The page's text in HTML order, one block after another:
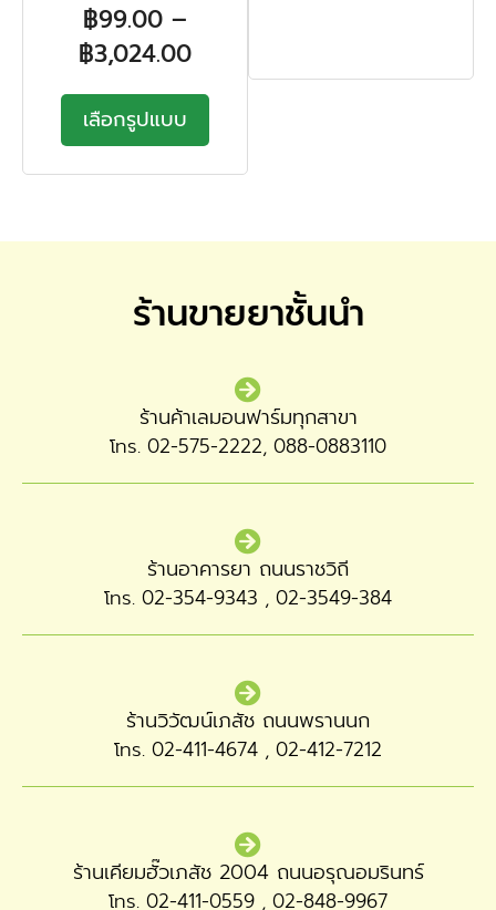
฿99.00 –
฿3,024.00
เลือกรูปแบบ
ร้านขายยาชั้นนำ
ร้านค้าเลมอนฟาร์มทุกสาขา
โทร. 02-575-2222, 088-0883110
ร้านอาคารยา ถนนราชวิถี
โทร. 02-354-9343 , 02-3549-384
ร้านวิวัฒน์เภสัช ถนนพรานนก
โทร. 02-411-4674 , 02-412-7212
ร้านเคียมฮั๊วเภสัช 2004 ถนนอรุณอมรินทร์
โทร. 02-411-0559 , 02-848-9967